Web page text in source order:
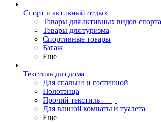
Спорт и активный отдых
Товары для активных видов спорта
Товары для туризма
Спортивные товары
Багаж
Еще
Текстиль для дома
Для спальни и гостинной
Полотенца
Прочий текстиль
Для ванной комнаты и туалета
Еще